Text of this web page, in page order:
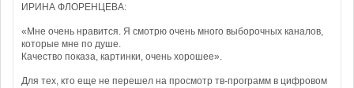
ИРИНА ФЛОРЕНЦЕВА:
«Мне очень нравится. Я смотрю очень много выборочных каналов,
которые мне по душе.
Качество показа, картинки, очень хорошее».
Для тех, кто еще не перешел на просмотр тв-программ в цифровом